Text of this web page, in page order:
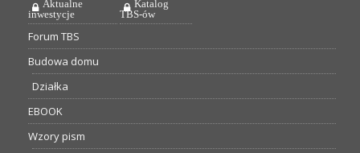
Aktualne
inwestycje
Katalog
TBS-ów
Forum TBS
Budowa domu
Działka
EBOOK
Wzory pism